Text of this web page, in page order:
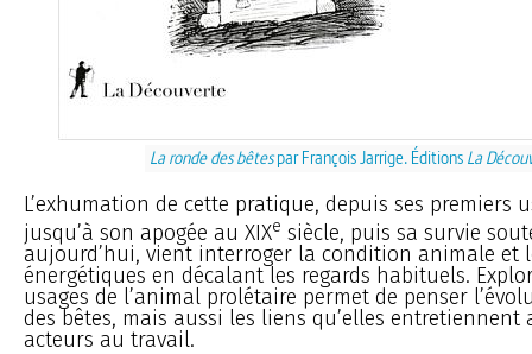
La ronde des bêtespar François Jarrige. Éditions La
L’exhumation de cette pratique, depuis ses premiers
jusqu’à son apogée au XIXe siècle, puis sa survie
aujourd’hui, vient interroger la condition animale et
énergétiques en décalant les regards habituels.
usages de l’animal prolétaire permet de penser
des bêtes, mais aussi les liens qu’elles entretiennent
acteurs au travail.